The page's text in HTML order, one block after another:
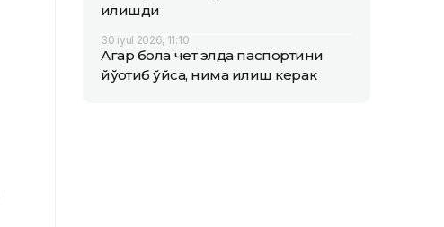
қилишди
30 iyul 2026, 11:10
Агар бола чет элда паспортини
йўқотиб қўйса, нима қилиш керак